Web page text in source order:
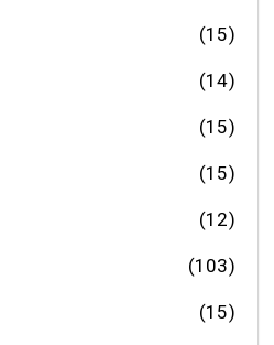
(15)
(14)
(15)
(15)
(12)
(103)
(15)